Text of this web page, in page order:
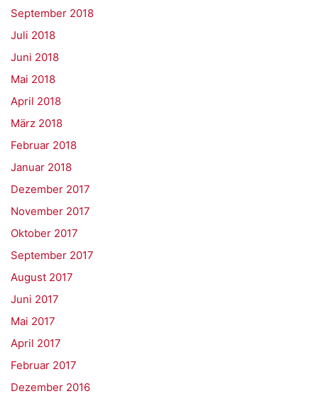
September 2018
Juli 2018
Juni 2018
Mai 2018
April 2018
März 2018
Februar 2018
Januar 2018
Dezember 2017
November 2017
Oktober 2017
September 2017
August 2017
Juni 2017
Mai 2017
April 2017
Februar 2017
Dezember 2016